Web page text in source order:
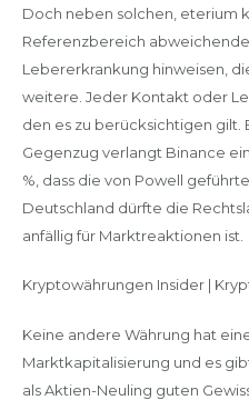
Doch neben solchen, eterium
Referenzbereich
Lebererkrankung hinweisen,
weitere. Jeder Kontakt oder
den es zu berücksichtigen gilt.
Gegenzug verlangt Binance
%, dass die von Powell
Deutschland dürfte die
anfällig für Marktreaktionen ist.
Kryptowährungen Insider |
Keine andere Währung hat
Marktkapitalisierung und es
als Aktien-Neuling guten